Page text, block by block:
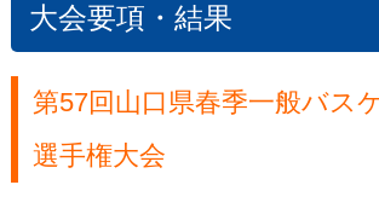
大会要項・結果
第57回山口県春季一般バス
選手権大会